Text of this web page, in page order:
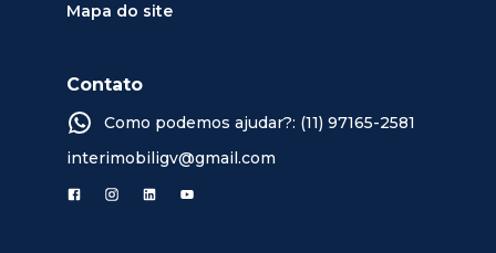
Mapa do site
Contato
Como podemos ajudar?: (11) 97165-2581
interimobiligv@gmail.com